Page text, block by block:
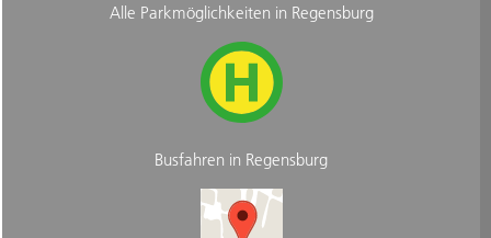
Alle Parkmöglichkeiten in Regensburg
Busfahren in Regensburg